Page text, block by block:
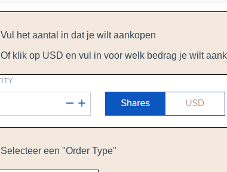
Vul het aantal in dat je wilt aankopen
Of klik op USD en vul in voor welk bedrag je wilt
Selecteer een "Order Type"